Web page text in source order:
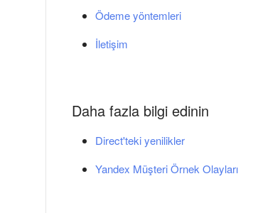
Ödeme yöntemleri
İletişim
Daha fazla bilgi edinin
Direct'teki yenilikler
Yandex Müşteri Örnek Olayları